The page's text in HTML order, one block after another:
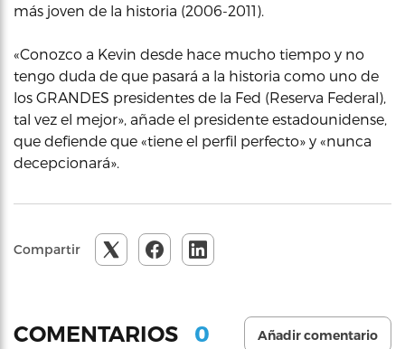
más joven de la historia (2006-2011).
«Conozco a Kevin desde hace mucho tiempo y no
tengo duda de que pasará a la historia como uno de
los GRANDES presidentes de la Fed (Reserva Federal),
tal vez el mejor», añade el presidente estadounidense,
que defiende que «tiene el perfil perfecto» y «nunca
decepcionará».
Compartir
COMENTARIOS 0 Añadir comentario